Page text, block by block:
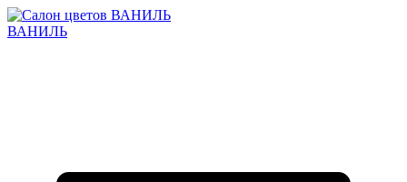
ВАНИЛЬ